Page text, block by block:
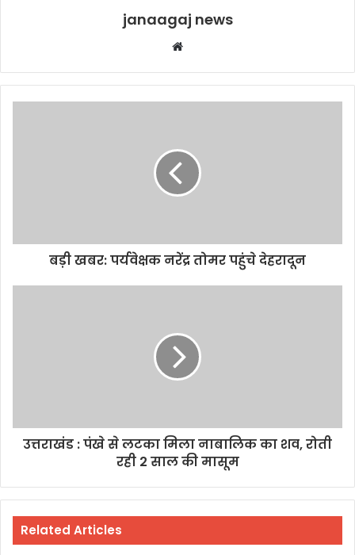
janaagaj news
Website
बड़ी खबर: पर्यवेक्षक नरेंद्र तोमर पहुंचे देहरादून
उत्तराखंड : पंखे से लटका मिला नाबालिक का शव, रोती
रही 2 साल की मासूम
Related Articles